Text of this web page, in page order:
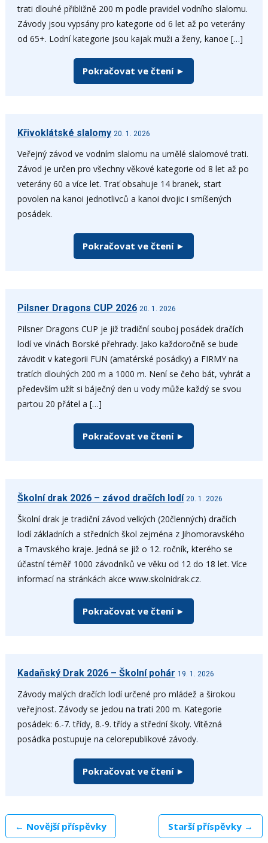
trati dlouhé přibližně 200 m podle pravidel vodního slalomu.
Závody jsou vypsány pro kategorie od 6 let až po veterány
od 65+. Lodní kategorie jsou kajak muži a ženy, kanoe […]
Pokračovat ve čtení ►
Křivoklátské slalomy 20. 1. 2026
Veřejný závod ve vodním slalomu na umělé slalomové trati.
Závod je určen pro všechny věkové kategorie od 8 let až po
veterány 60 a více let. Trať obsahuje 14 branek, start
povolen na kanoi jednotlivců a kanoi dvojic i smíšených
posádek.
Pokračovat ve čtení ►
Pilsner Dragons CUP 2026 20. 1. 2026
Pilsner Dragons CUP je již tradiční souboj posádek dračích
lodí ve vlnách Borské přehrady. Jako každoročně se bude
závodit v kategorii FUN (amatérské posádky) a FIRMY na
tratích dlouhých 200 m a 1000 m. Není se čeho bát, vyhrát a
především užít si báječný den u vody může každý se svou
partou 20 přátel a […]
Pokračovat ve čtení ►
Školní drak 2026 – závod dračích lodí 20. 1. 2026
Školní drak je tradiční závod velkých (20členných) dračích
lodí základních a středních škol zejména z Jihomoravského
a Trnavského kraje. Jedná se již o 12. ročník, kterého se
účastní téměř 1000 závodníků ve věku od 12 do 18 let. Více
informací na stránkách akce www.skolnidrak.cz.
Pokračovat ve čtení ►
Kadaňský Drak 2026 – Školní pohár 19. 1. 2026
Závody malých dračích lodí určené pro mládež a širokou
veřejnost. Závody se jedou na trati 200 m. Kategorie
posádek: 6.-7. třídy, 8.-9. třídy a střední školy. Vítězná
posádka postupuje na celorepublikové závody.
Pokračovat ve čtení ►
Starší příspěvky →
← Novější příspěvky